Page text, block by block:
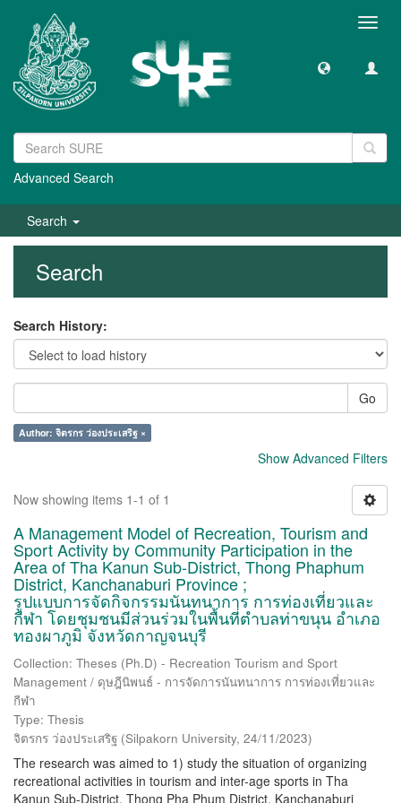
Advanced Search
Search
Search
Search History:
Go
Author: จิตรกร ว่องประเสริฐ ×
Show Advanced Filters
Now showing items 1-1 of 1
A Management Model of Recreation, Tourism and
Sport Activity by Community Participation in the
Area of Tha Kanun Sub-District, Thong Phaphum
District, Kanchanaburi Province ;
รูปแบบการจัดกิจกรรมนันทนาการ การท่องเที่ยวและ
กีฬา โดยชุมชนมีส่วนร่วมในพื้นที่ตำบลท่าขนุน อำเภอ
ทองผาภูมิ จังหวัดกาญจนบุรี
Collection: Theses (Ph.D) - Recreation Tourism and Sport
Management / ดุษฎีนิพนธ์ - การจัดการนันทนาการ การท่องเที่ยวและ
กีฬา
Type: Thesis
จิตรกร ว่องประเสริฐ (Silpakorn University, 24/11/2023)
The research was aimed to 1) study the situation of organizing
recreational activities in tourism and inter-age sports in Tha
Kanun Sub-District, Thong Pha Phum District, Kanchanaburi